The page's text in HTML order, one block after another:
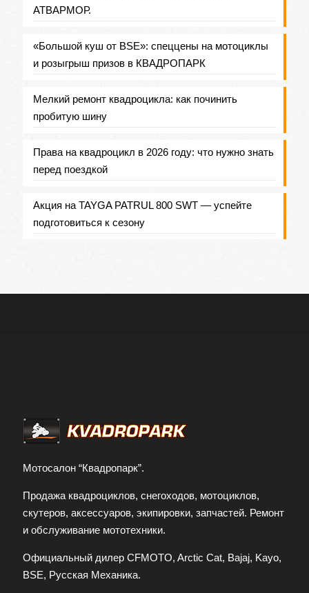
АТВАРМОР.
«Большой куш от BSE»: спеццены на мотоциклы
и розыгрыш призов в КВАДРОПАРК
Мелкий ремонт квадроцикла: как починить
пробитую шину
Права на квадроцикл в 2026 году: что нужно знать
перед поездкой
Акция на TAYGA PATRUL 800 SWT — успейте
подготовиться к сезону
Мотосалон “Квадропарк”.
Продажа квадроциклов, снегоходов, мотоциклов,
скутеров, аксессуаров, экипировки, запчастей. Ремонт
и обслуживание мототехники.
Официальный дилер CFMOTO, Arctic Cat, Bajaj, Kayo,
BSE, Русская Механика.